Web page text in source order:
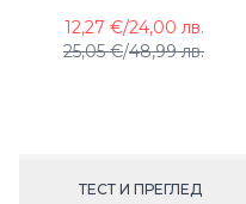
25,05 €/48,99 лв.
12,27 €/24,00 лв.
ТЕСТ И ПРЕГЛЕД